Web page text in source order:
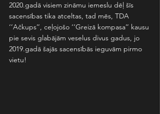
2020.gadā visiem zināmu iemeslu dēļ šīs
sacensības tika atceltas, tad mēs, TDA
‘’Ačkups’’, ceļojošo ‘’Greizā kompasa’’ kausu
pie sevis glabājām veselus divus gadus, jo
2019.gadā šajās sacensībās ieguvām pirmo
vietu!